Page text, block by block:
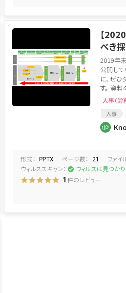
【
べき
2019年
公開し
に、ぜ
す。 資
人事（労
人事
内定
採用戦略
形式： PPTX ページ数： 21 ファイ
ウィルススキャン： ウィルスは見つか
1 件のレビュー